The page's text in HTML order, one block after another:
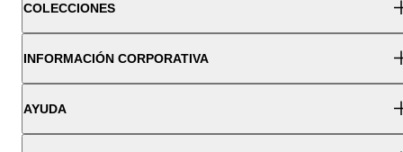
COLECCIONES
INFORMACIÓN CORPORATIVA
AYUDA